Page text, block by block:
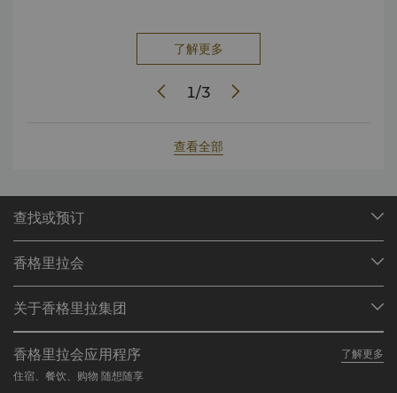
了解更多
1/3
查看全部
查找或预订
查找预订
餐厅与酒吧
香格里拉会
加入香格里拉会
常见问题
联络我们
关于香格里拉集团
我们的酒店品牌
香格里拉中心
职业发展
企业社会责任
香格里拉会应用程序
了解更多
住宿、餐饮、购物 随想随享